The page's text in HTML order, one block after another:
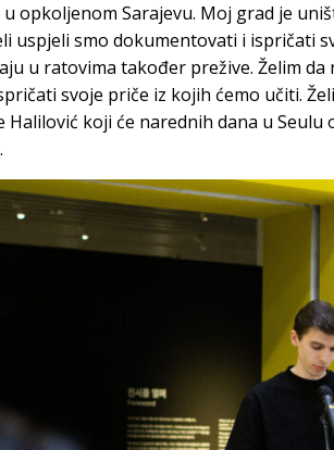
opkoljenom Sarajevu. Moj grad je
uspjeli smo dokumentovati i ispričati
u ratovima također prežive. Želim
svoje priče iz kojih ćemo učiti.
Halilović koji će narednih dana u